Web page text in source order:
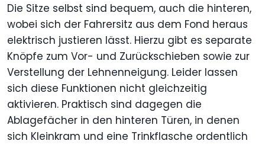
Die Sitze selbst sind bequem, auch die hinteren,
wobei sich der Fahrersitz aus dem Fond heraus
elektrisch justieren lässt. Hierzu gibt es separate
Knöpfe zum Vor- und Zurückschieben sowie zur
Verstellung der Lehnenneigung. Leider lassen
sich diese Funktionen nicht gleichzeitig
aktivieren. Praktisch sind dagegen die
Ablagefächer in den hinteren Türen, in denen
sich Kleinkram und eine Trinkflasche ordentlich